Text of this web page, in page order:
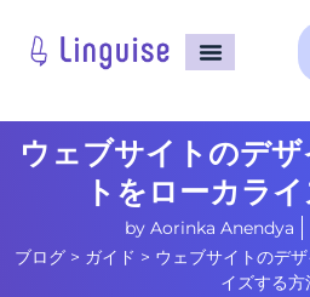
ウェブサイトのデ
トをローカラ
by Aorinka Anendya
ブログ > ガイド > ウェブサイトのデ
イズする方